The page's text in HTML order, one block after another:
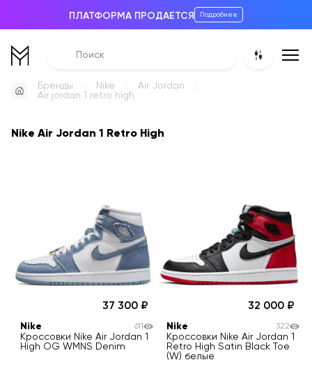
ПЛАТФОРМА ПРОДАЕТСЯ Подробнее
Бренды Nike
Air Jordan
Air jordan 1 retro high
Nike Air Jordan 1 Retro High
37 300
Nike
Кроссовки Nike Air Jordan 1
High OG WMNS Denim
611
32 000
Nike
Кроссовки Nike Air Jordan 1
Retro High Satin Black Toe
(W) белые
322